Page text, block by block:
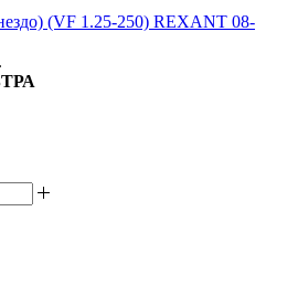
(VF 1.25-250) REXANT 08-